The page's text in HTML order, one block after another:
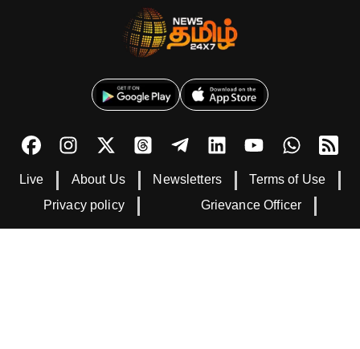
Live About Us Newsletters
Terms of Use
Privacy policy
Grievance Officer